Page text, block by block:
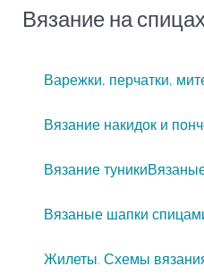
Вязание на
Варежки, перчатки,
Вязание накидок и
Вязание туники
Вязаные шапки
Жилеты. Схемы